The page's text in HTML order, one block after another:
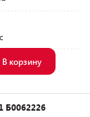
В корзину
Б0062226